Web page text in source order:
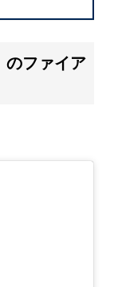
のファイア